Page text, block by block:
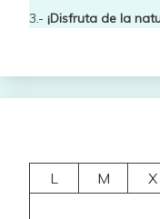
3.- ¡Disfruta de la
L
M X